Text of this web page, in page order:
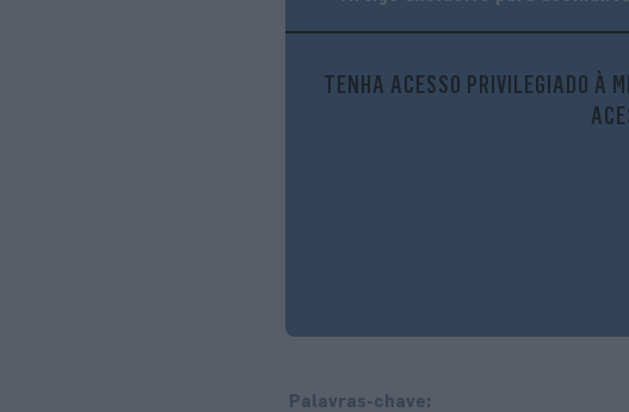
TENHA ACESSO PRIVILEGIADO À
Palavras-chave: